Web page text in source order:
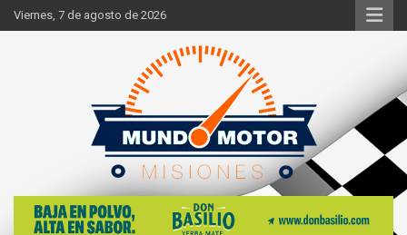
Skip
to
Viernes, 7 de agosto de 2026
Mundo Motor Misiones
Si hay ruido de motores ahí estaremos